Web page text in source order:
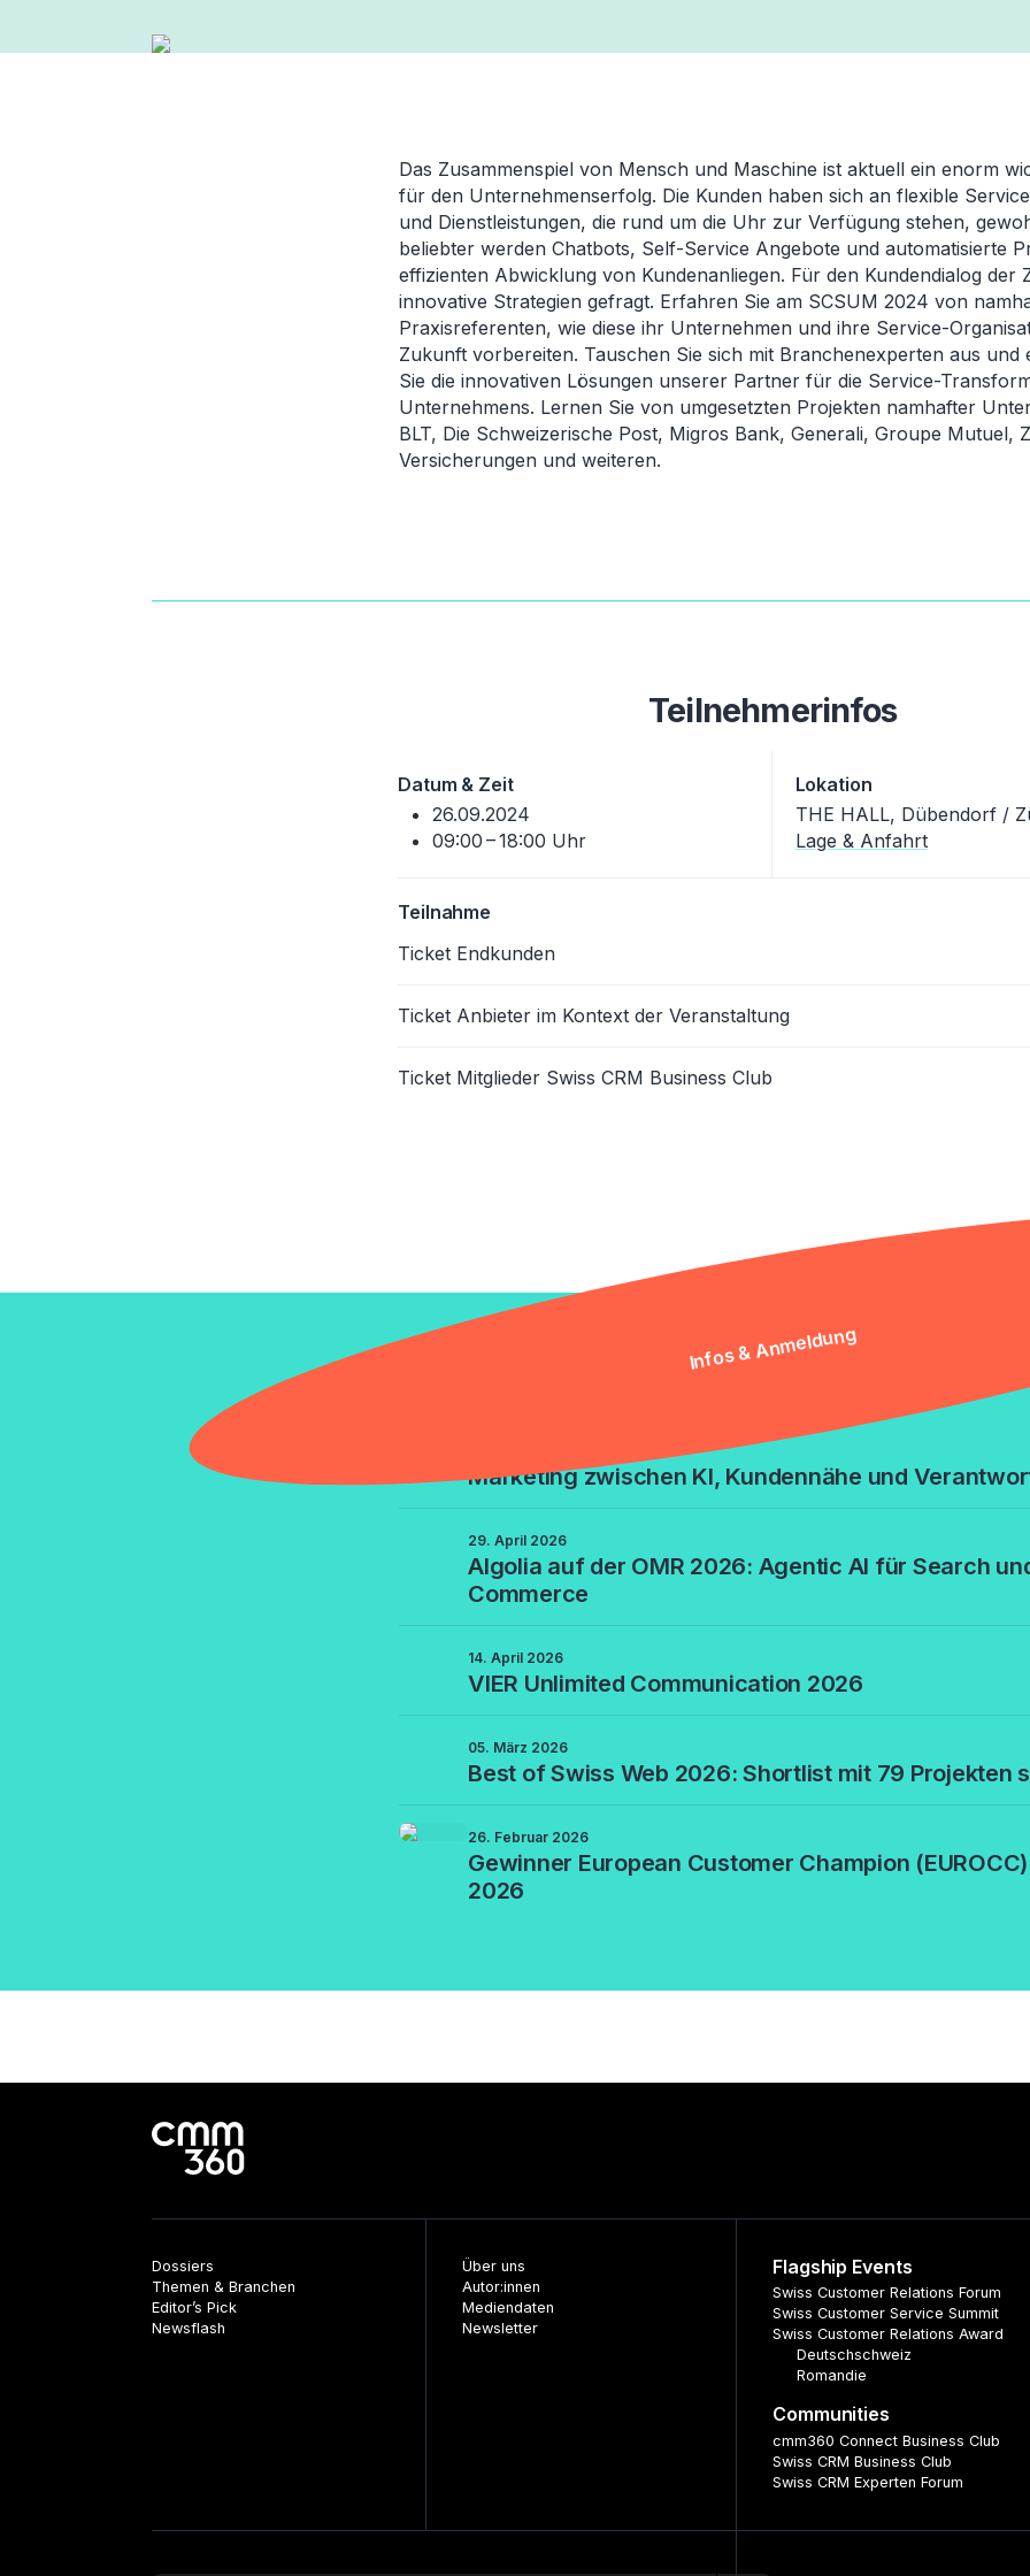
Das Zusammenspiel von Mensch und Maschine ist aktuell ein enorm
für den Unternehmenserfolg. Die Kunden haben sich an flexible
und Dienstleistungen, die rund um die Uhr zur Verfügung stehen,
beliebter werden Chatbots, Self-Service Angebote und automatisierte
effizienten Abwicklung von Kundenanliegen. Für den Kundendialog der
innovative Strategien gefragt. Erfahren Sie am SCSUM 2024 von
Praxisreferenten, wie diese ihr Unternehmen und ihre Service-
Zukunft vorbereiten. Tauschen Sie sich mit Branchenexperten aus und
Sie die innovativen Lösungen unserer Partner für die Service-
Unternehmens. Lernen Sie von umgesetzten Projekten namhafter
BLT, Die Schweizerische Post, Migros Bank, Generali, Groupe Mutuel,
Versicherungen und weiteren.
Teilnehmerinfos
Datum & Zeit
26.09.2024
09:00 – 18:00 Uhr
Lokation
THE HALL, Dübendorf /
Lage & Anfahrt
Teilnahme
Ticket Endkunden
Ticket Anbieter im Kontext der Veranstaltung
Ticket Mitglieder Swiss CRM Business Club
Infos & Anmeldung
Marketing zwischen KI, Kundennähe und
29. April 2026
Algolia auf der OMR 2026: Agentic AI für Search
Commerce
14. April 2026
VIER Unlimited Communication 2026
05. März 2026
Best of Swiss Web 2026: Shortlist mit 79 Projekten
26. Februar 2026
Gewinner European Customer Champion
2026
Dossiers
Themen & Branchen
Editor’s Pick
Newsflash
Über uns
Autor:innen
Mediendaten
Newsletter
Flagship Events
Swiss Customer Relations Forum
Swiss Customer Service Summit
Swiss Customer Relations Award
Deutschschweiz
Romandie
Communities
cmm360 Connect Business Club
Swiss CRM Business Club
Swiss CRM Experten Forum